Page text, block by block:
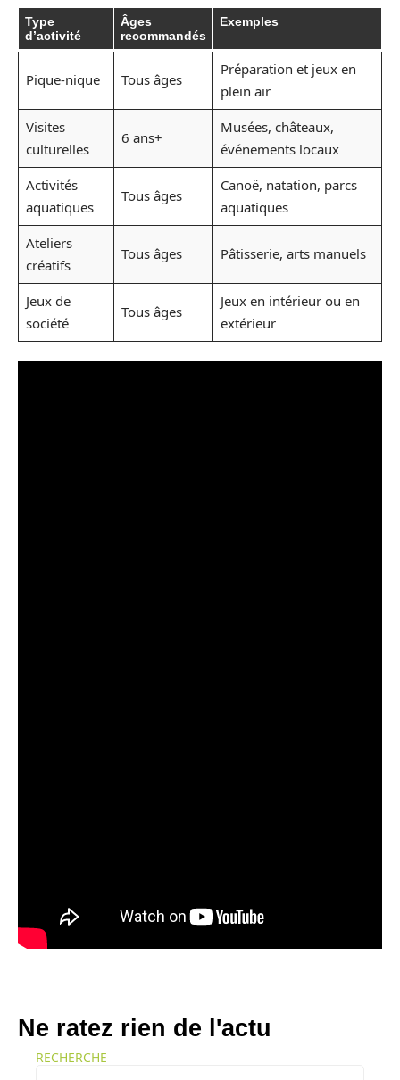
Type
d’activité
Âges
recommandés
Exemples
Pique-nique Tous âges
Préparation et jeux en
plein air
Visites
culturelles
6 ans+
Musées, châteaux,
événements locaux
Activités
aquatiques
Tous âges
Canoë, natation, parcs
aquatiques
Ateliers
créatifs
Tous âges Pâtisserie, arts manuels
Jeux de
société
Tous âges
Jeux en intérieur ou en
extérieur
Ne ratez rien de l'actu
RECHERCHE